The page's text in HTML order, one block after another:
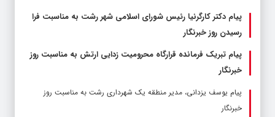
پیام دکتر کارگرنیا رئیس شورای اسلامی شهر رشت به مناسبت فرا
رسیدن روز خبرنگار
پیام تبریک فرمانده قرارگاه محرومیت‌ زدایی ارتش به مناسبت روز
خبرنگار
پیام یوسف یزدانی، مدیر منطقه یک شهرداری رشت به مناسبت روز
خبرنگار